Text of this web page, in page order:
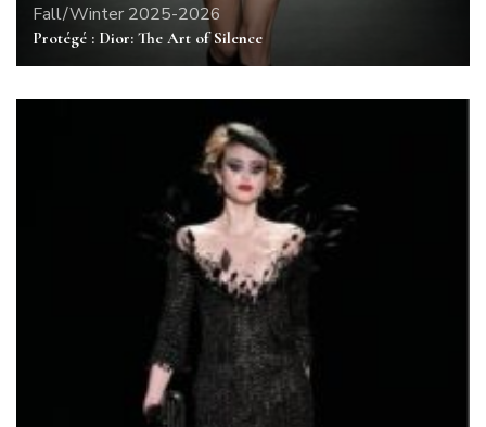
Fall/Winter 2025-2026
Protégé : Dior: The Art of Silence